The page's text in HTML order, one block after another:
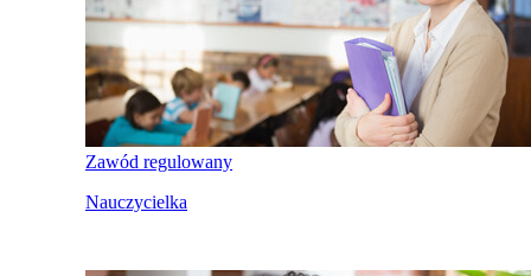
Zawód regulowany
Nauczycielka